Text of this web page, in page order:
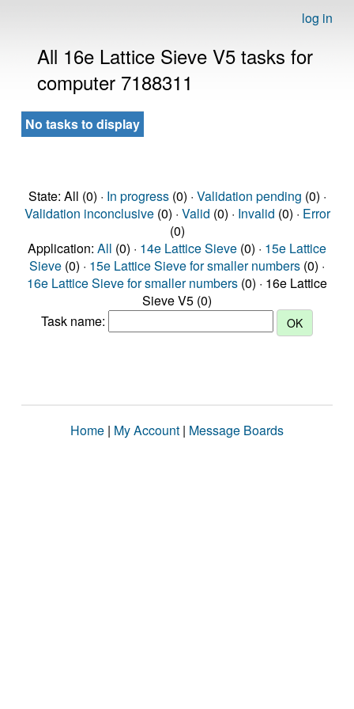
log in
All 16e Lattice Sieve V5 tasks for
computer 7188311
No tasks to display
State: All (0) · In progress(0) · Validation pending (0) ·
Validation inconclusive(0) · Valid (0) · Invalid (0) · Error
(0)
Application: All (0) · 14e Lattice Sieve (0) · 15e Lattice
Sieve (0) · 15e Lattice Sieve for smaller numbers (0) ·
16e Lattice Sieve for smaller numbers (0) · 16e Lattice
Sieve V5 (0)
Task name:
Home | My Account | Message Boards